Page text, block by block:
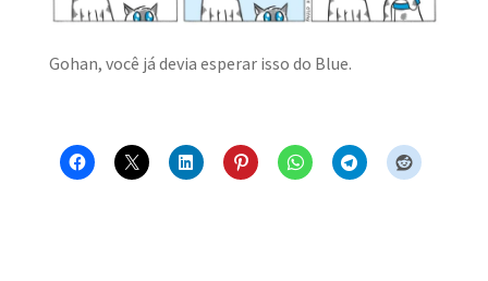
MINHA CONTA
CARRINHO
Gohan, você já devia esperar isso do Blue.